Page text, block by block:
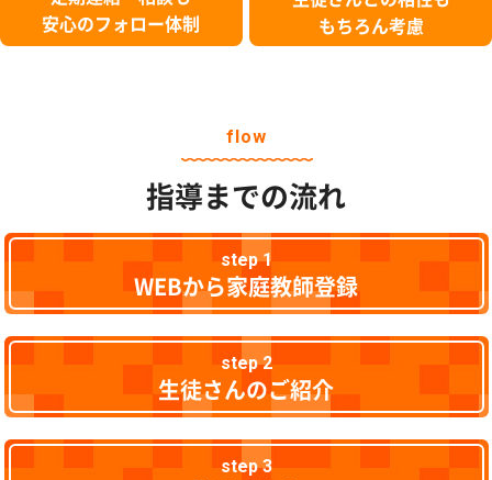
安心のフォロー体制
もちろん考慮
flow
指導までの流れ
step 1
WEBから家庭教師登録
step 2
生徒さんのご紹介
step 3